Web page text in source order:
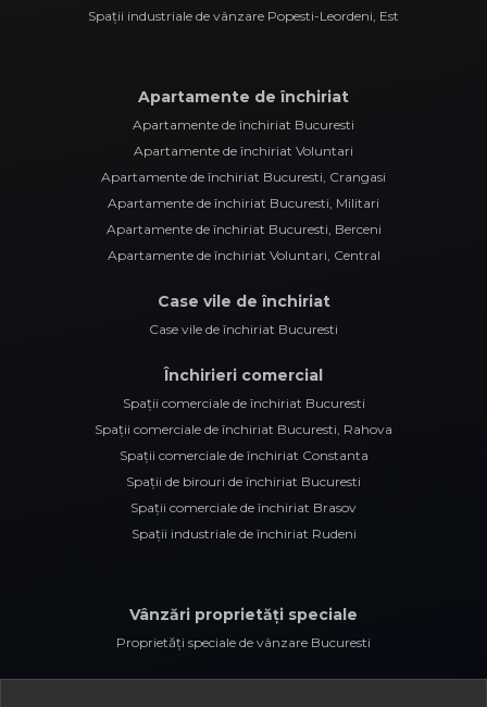
Spații industriale de vânzare Popesti-Leordeni, Est
Apartamente de închiriat
Apartamente de închiriat Bucuresti
Apartamente de închiriat Voluntari
Apartamente de închiriat Bucuresti, Crangasi
Apartamente de închiriat Bucuresti, Militari
Apartamente de închiriat Bucuresti, Berceni
Apartamente de închiriat Voluntari, Central
Case vile de închiriat
Case vile de închiriat Bucuresti
Închirieri comercial
Spații comerciale de închiriat Bucuresti
Spații comerciale de închiriat Bucuresti, Rahova
Spații comerciale de închiriat Constanta
Spații de birouri de închiriat Bucuresti
Spații comerciale de închiriat Brasov
Spații industriale de închiriat Rudeni
Vânzări proprietăți speciale
Proprietăți speciale de vânzare Bucuresti